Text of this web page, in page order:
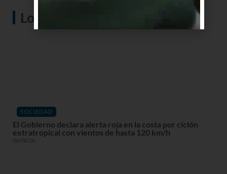
Lo más visto
SOCIEDAD
El Gobierno declara alerta roja en la costa por ciclón
extratropical con vientos de hasta 120 km/h
06/08/26